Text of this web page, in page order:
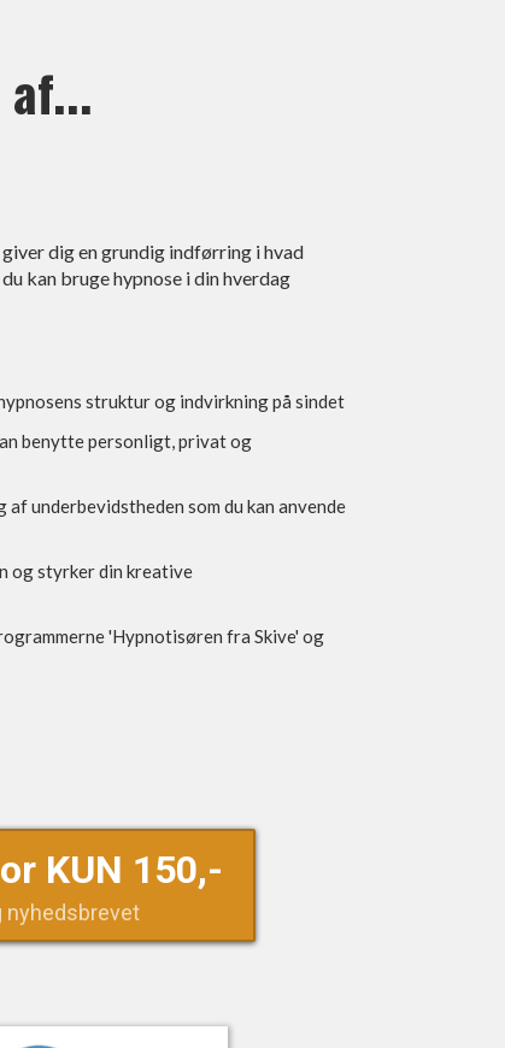
dig en grundig indførring i hvad
kan bruge hypnose i din hverdag
struktur og indvirkning på sindet
benytte personligt, privat og
underbevidstheden som du kan anvende
og styrker din kreative
'Hypnotisøren fra Skive' og
KUN 150,-
nyhedsbrevet